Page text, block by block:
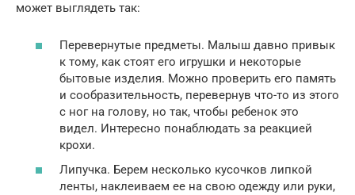
может выглядеть так:
Перевернутые предметы. Малыш давно привык
к тому, как стоят его игрушки и некоторые
бытовые изделия. Можно проверить его память
и сообразительность, перевернув что-то из этого
с ног на голову, но так, чтобы ребенок это
видел. Интересно понаблюдать за реакцией
крохи.
Липучка. Берем несколько кусочков липкой
ленты, наклеиваем ее на свою одежду или руки,